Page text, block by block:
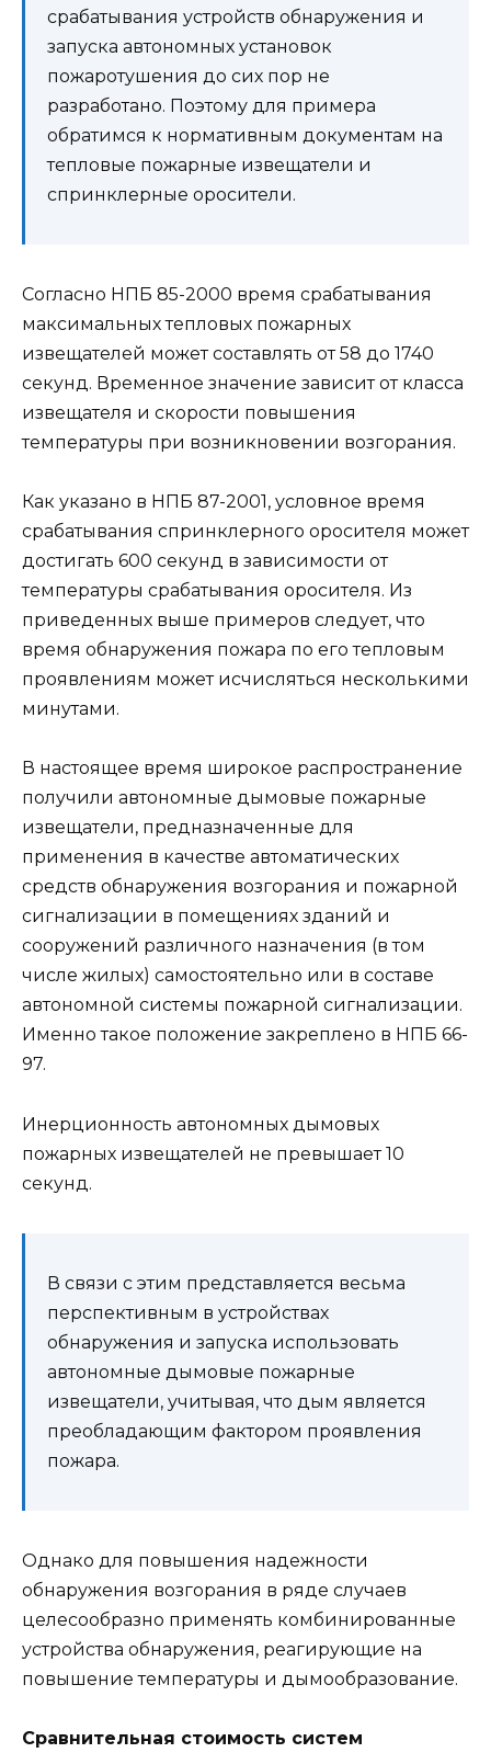
срабатывания устройств обнаружения и
запуска автономных установок
пожаротушения до сих пор не
разработано. Поэтому для примера
обратимся к нормативным документам на
тепловые пожарные извещатели и
спринклерные оросители.
Согласно НПБ 85-2000 время срабатывания
максимальных тепловых пожарных
извещателей может составлять от 58 до 1740
секунд. Временное значение зависит от класса
извещателя и скорости повышения
температуры при возникновении возгорания.
Как указано в НПБ 87-2001, условное время
срабатывания спринклерного оросителя может
достигать 600 секунд в зависимости от
температуры срабатывания оросителя. Из
приведенных выше примеров следует, что
время обнаружения пожара по его тепловым
проявлениям может исчисляться несколькими
минутами.
В настоящее время широкое распространение
получили автономные дымовые пожарные
извещатели, предназначенные для
применения в качестве автоматических
средств обнаружения возгорания и пожарной
сигнализации в помещениях зданий и
сооружений различного назначения (в том
числе жилых) самостоятельно или в составе
автономной системы пожарной сигнализации.
Именно такое положение закреплено в НПБ 66-
97.
Инерционность автономных дымовых
пожарных извещателей не превышает 10
секунд.
В связи с этим представляется весьма
перспективным в устройствах
обнаружения и запуска использовать
автономные дымовые пожарные
извещатели, учитывая, что дым является
преобладающим фактором проявления
пожара.
Однако для повышения надежности
обнаружения возгорания в ряде случаев
целесообразно применять комбинированные
устройства обнаружения, реагирующие на
повышение температуры и дымообразование.
Сравнительная стоимость систем